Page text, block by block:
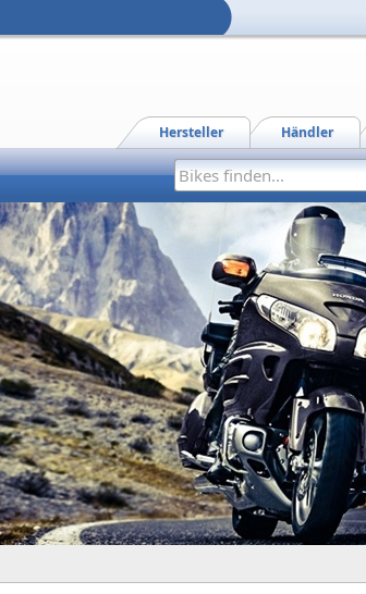
Händler
Hersteller